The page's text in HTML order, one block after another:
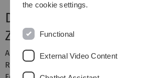
Der Schwerpunkt
Zahlentheorie
Algebra und Zahlentheorie sind
Reinen Mathematik. Unser Team
the cookie settings.
Functional
External Video Content